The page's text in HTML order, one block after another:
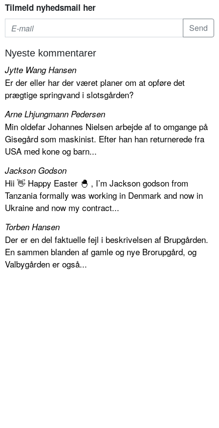
Tilmeld nyhedsmail her
Nyeste kommentarer
Jytte Wang Hansen
Er der eller har der været planer om at opføre det
prægtige springvand i slotsgården?
Arne Lhjungmann Pedersen
Min oldefar Johannes Nielsen arbejde af to omgange på
Gisegård som maskinist. Efter han han returnerede fra
USA med kone og barn...
Jackson Godson
Hii 👋 Happy Easter 🐣 , I’m Jackson godson from
Tanzania formally was working in Denmark and now in
Ukraine and now my contract...
Torben Hansen
Der er en del faktuelle fejl i beskrivelsen af Brupgården.
En sammen blanden af gamle og nye Brorupgård, og
Valbygården er også...